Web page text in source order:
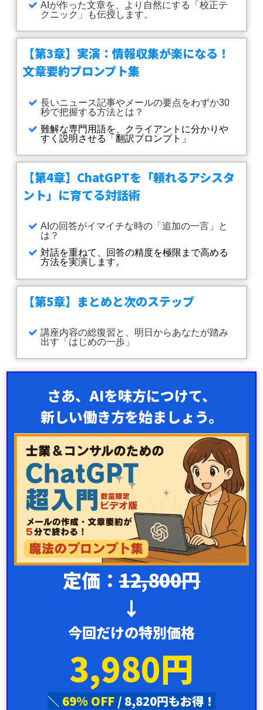
AIが作った文章を、より自然にする「校正テ
クニック」も伝授します。
【第3章】実演：情報収集が楽になる！
文章要約プロンプト集
長いニュース記事やメールの要点をわずか30
秒で把握する方法とは？
難解な専門用語を、クライアントに分かりや
すく説明させる「翻訳プロンプト」
【第4章】ChatGPTを「頼れるアシスタ
ント」に育てる対話術
AIの回答がイマイチな時の「追加の一言」と
は？
対話を重ねて、回答の精度を極限まで高める
方法を実演します。
【第5章】まとめと次のステップ
講座内容の総復習と、明日からあなたが踏み
出す「はじめの一歩」
さあ、AIを味方につけて、
新しい働き方を始ましょう。
定価：12,800円
↓
今回だけの特別価格
3,980円
＼ 69% OFF / 8,820円もお得！